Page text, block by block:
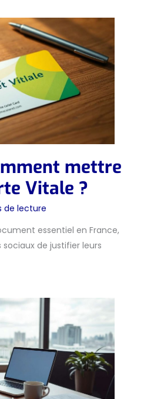
mettre
Vitale ?
de lecture
essentiel en France,
de justifier leurs